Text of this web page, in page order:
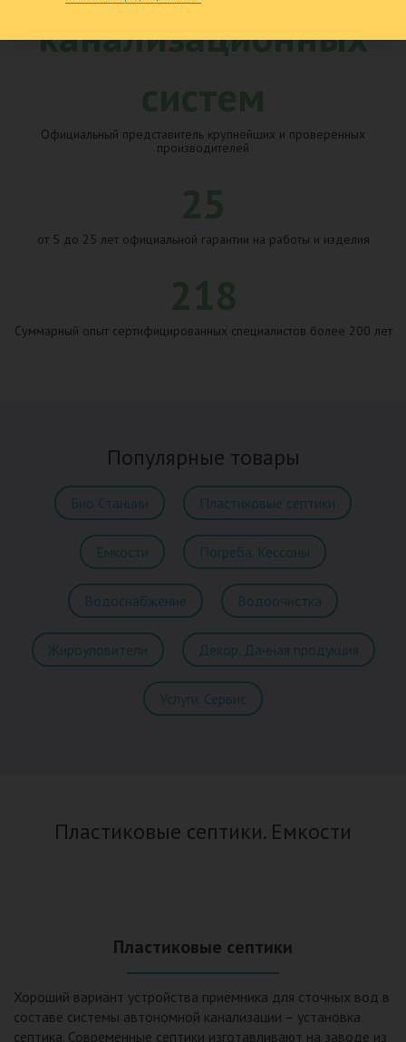
Официальный представитель крупнейших и проверенных
производителей
от 5 до 25 лет официальной гарантии на работы и изделия
Суммарный опыт сертифицированных специалистов более 200 лет
Популярные товары
Био Станции Пластиковые септики
Емкости Погреба. Кессоны
Водоснабжение Водоочистка
Жироуловители Декор. Дачная продукция
Услуги. Сервис
Пластиковые септики. Емкости
Пластиковые септики
Хороший вариант устройства приемника для сточных вод в
составе системы автономной канализации – установка
септика. Современные септики изготавливают на заводе из